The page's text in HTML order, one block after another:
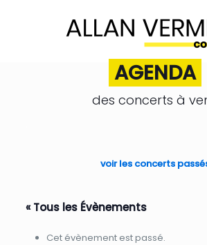
AGENDA
des concerts à
voir les concerts
« Tous les Évènements
Cet évènement est passé.